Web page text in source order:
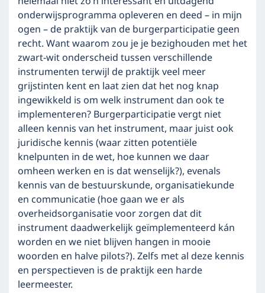
onderwijsprogramma opleveren en deed – in mijn
ogen – de praktijk van de burgerparticipatie geen
recht. Want waarom zou je je bezighouden met het
zwart-wit onderscheid tussen verschillende
instrumenten terwijl de praktijk veel meer
grijstinten kent en laat zien dat het nog knap
ingewikkeld is om welk instrument dan ook te
implementeren? Burgerparticipatie vergt niet
alleen kennis van het instrument, maar juist ook
juridische kennis (waar zitten potentiële
knelpunten in de wet, hoe kunnen we daar
omheen werken en is dat wenselijk?), evenals
kennis van de bestuurskunde, organisatiekunde
en communicatie (hoe gaan we er als
overheidsorganisatie voor zorgen dat dit
instrument daadwerkelijk geïmplementeerd kán
worden en we niet blijven hangen in mooie
woorden en halve pilots?). Zelfs met al deze kennis
en perspectieven is de praktijk een harde
leermeester.